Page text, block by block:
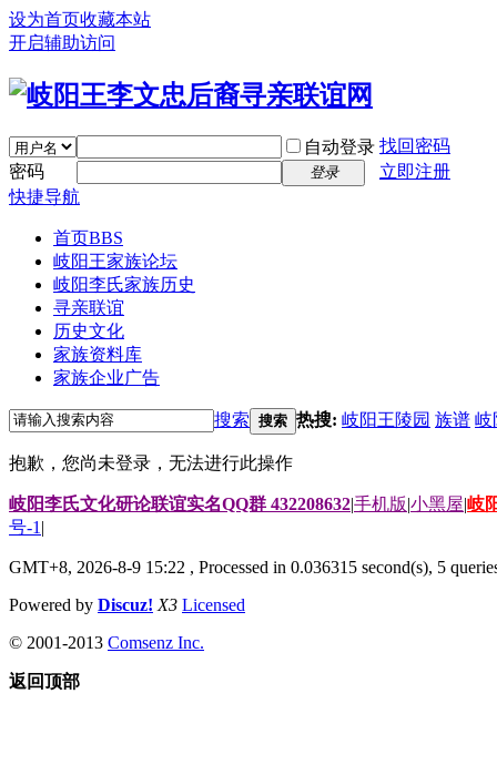
设为首页收藏本站
开启辅助访问
自动登录 找回密码
密码
登录
立即注册
快捷导航
首页BBS
岐阳王家族论坛
岐阳李氏家族历史
寻亲联谊
历史文化
家族资料库
家族企业广告
搜索 搜索 热搜: 岐阳王陵园 族谱 岐
抱歉，您尚未登录，无法进行此操作
岐阳李氏文化研论联谊实名QQ群 432208632|手机版|小黑屋|岐
号-1 |
GMT+8, 2026-8-9 15:22 , Processed in 0.036315 second(s), 5
Powered by Discuz! X3 Licensed
© 2001-2013 Comsenz Inc.
返回顶部